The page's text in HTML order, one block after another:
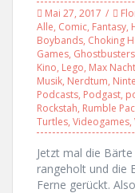
Mai 27, 2017
Alle, Comic, Fantasy,
Boybands, Choking
Games, Ghostbusters
Kino, Lego, Max
Musik, Nerdtum,
Podcasts, Podgast,
Rockstah, Rumble
Turtles, Videogames,
Jetzt mal die
rangeholt und die
Ferne gerückt.